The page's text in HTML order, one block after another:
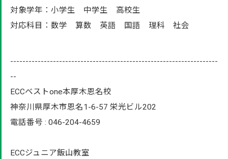
対象学年：小学生 中学生 高校生
対応科目：数学 算数 英語 国語 理科 社会
--------------------------------------------------------------------
--
ECCベストone本厚木恩名校
神奈川県厚木市恩名1-6-57 栄光ビル202
電話番号 : 046-204-4659
ECCジュニア飯山教室